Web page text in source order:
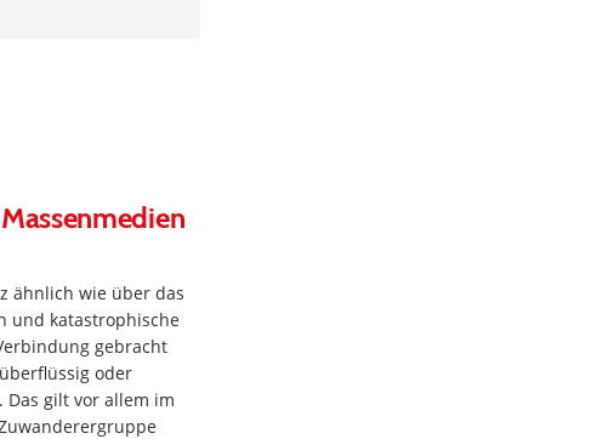
ähnlich wie über das
und katastrophische
gebracht
oder
gilt vor allem im